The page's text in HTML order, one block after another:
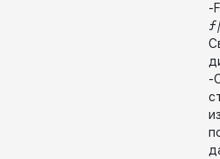
-
-